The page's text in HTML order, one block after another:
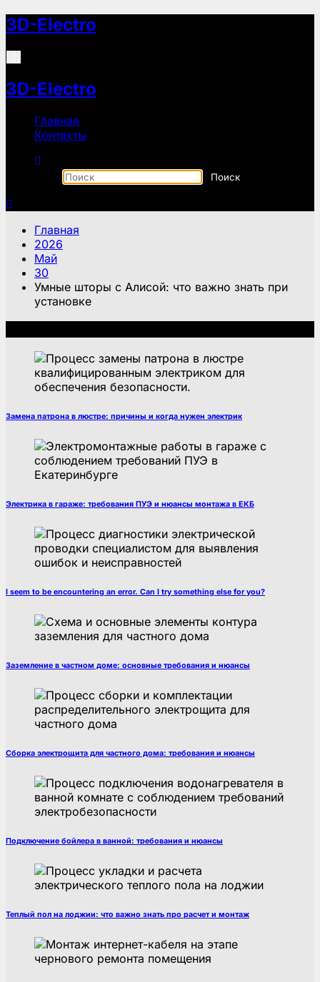
Перейти
к
содержимому
3D-Electro
3D-Electro
Главная
Контакты
Главная
2026
Май
30
Умные шторы с Алисой: что важно знать при
установке
Замена патрона в люстре: причины и когда нужен электрик
Электрика в гараже: требования ПУЭ и нюансы монтажа в ЕКБ
I seem to be encountering an error. Can I try something else for you?
Заземление в частном доме: основные требования и нюансы
Сборка электрощита для частного дома: требования и нюансы
Подключение бойлера в ванной: требования и нюансы
Теплый пол на лоджии: что важно знать про расчет и монтаж